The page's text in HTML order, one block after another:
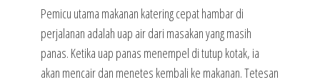
Pemicu utama makanan katering cepat hambar di
perjalanan adalah uap air dari masakan yang masih
panas. Ketika uap panas menempel di tutup kotak, ia
akan mencair dan menetes kembali ke makanan. Tetesan